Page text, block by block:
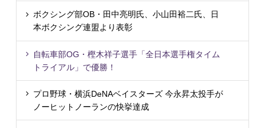
ボクシング部OB・田中亮明氏、小山田裕二氏、日
本ボクシング連盟より表彰
自転車部OG・樫木祥子選手「全日本選手権タイム
トライアル」で優勝！
プロ野球・横浜DeNAベイスターズ 今永昇太投手が
ノーヒットノーランの快挙達成